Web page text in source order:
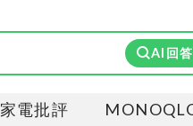
AI回答
家電批評